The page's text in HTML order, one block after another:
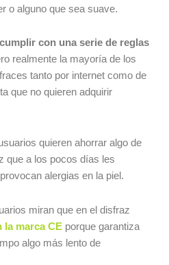
o alguno que sea suave.
con una serie de reglas
realmente la mayoría de los
tanto por internet como de
que no quieren adquirir
quieren ahorrar algo de
que a los pocos días les
alergias en la piel.
miran que en el disfraz
la marca CE porque garantiza
algo más lento de